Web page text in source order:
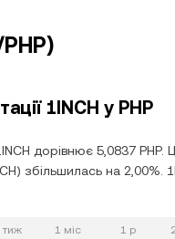
1INCH у PHP
дорівнює 5,0837
збільшилась на 2,00%.
тиж 1 міс 1 р